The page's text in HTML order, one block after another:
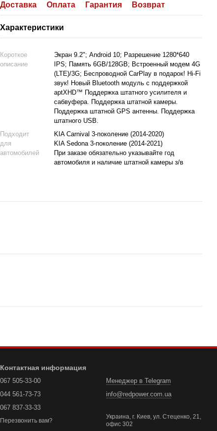
Доставка Оплата Гарантия Возврат
Характеристики
Короткое
описание
Экран 9.2"; Android 10; Разрешение 1280*640
IPS; Память 6GB/128GB; Встроенный модем 4G
(LTE)/3G; Беспроводной CarPlay в подарок! Hi-Fi
звук! Новый Bluetooth модуль с поддержкой
aptXHD™ Поддержка штатного усилителя и
сабвуфера. Поддержка штатной камеры.
Поддержка штатной GPS антенны. Поддержка
штатного USB.
Подходит
для
автомобилей
KIA Carnival 3-поколение (2014-2020)
KIA Sedona 3-поколение (2014-2021)
При заказе обязательно указывайте год
автомобиля и наличие штатной камеры з/в
Контактная информация
067 505-33-00
044 561-73-73
067 837-33-33
Перезвонить вам?
Менеджер в Telegram
info@redpower.com.ua
Украина, г. Киев, ул. Стеценко, 21,
офис 302